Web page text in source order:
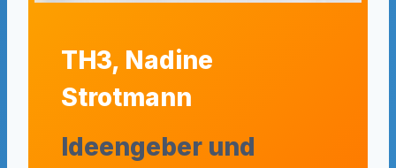
TH3, Nadine
Strotmann
Ideengeber und